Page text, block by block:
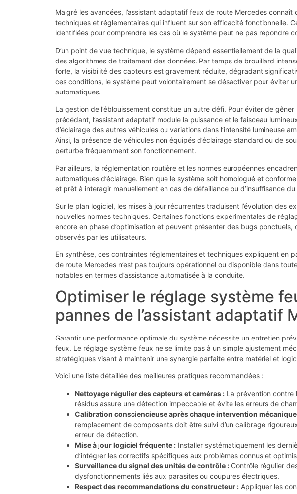
Malgré les avancées, l’assistant adaptatif feux de route Mercedes
techniques et réglementaires qui influent sur son efficacité fonctionnelle.
identifiées pour comprendre les cas où le système peut ne pas répondre
D’un point de vue technique, le système dépend essentiellement de la
des algorithmes de traitement des données. Par temps de brouillard
forte, la visibilité des capteurs est gravement réduite, dégradant
ces conditions, le système peut volontairement se désactiver pour éviter
automatiques.
La gestion de l’éblouissement constitue un autre défi. Pour éviter de
précédant, l’assistant adaptatif module la puissance et le faisceau
d’éclairage des autres véhicules ou variations dans l’intensité lumineuse
Ainsi, la présence de véhicules non équipés d’éclairage standard ou de
perturbe fréquemment son fonctionnement.
Par ailleurs, la réglementation routière et les normes européennes
automatiques d’éclairage. Bien que le système soit homologué et
et prêt à interagir manuellement en cas de défaillance ou d’insuffisance du
Sur le plan logiciel, les mises à jour récurrentes traduisent l’évolution des
nouvelles normes techniques. Certaines fonctions expérimentales de
encore en phase d’optimisation et peuvent présenter des bugs ponctuels,
observés par les utilisateurs.
En synthèse, ces contraintes réglementaires et techniques expliquent en
de route Mercedes n’est pas toujours opérationnel ou disponible dans
notables en termes d’assistance automatisée à la conduite.
Optimiser le réglage système
pannes de l’assistant adaptatif
Garantir une performance optimale du système nécessite un entretien
feux. Le réglage système feux ne se limite pas à un simple ajustement
stratégiques visant à maintenir une synergie parfaite entre matériel et
Voici une liste détaillée des meilleures pratiques recommandées :
Nettoyage régulier des capteurs et caméras : La prévention contre
résidus assure une détection impeccable et évite les erreurs de
Calibration consciencieuse après chaque intervention mécanique
remplacement de composants doit être suivi d’un calibrage
erreur de détection.
Mise à jour logiciel fréquente : Installer systématiquement les
d’intégrer les correctifs spécifiques aux problèmes connus et
Surveillance du signal des unités de contrôle : Contrôle régulier
dysfonctionnements liés aux parasites ou coupures électriques.
Respect des recommandations du constructeur : Appliquer les